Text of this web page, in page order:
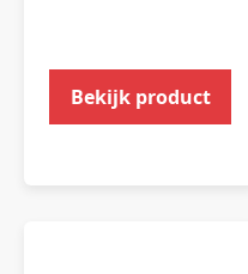
Bekijk product